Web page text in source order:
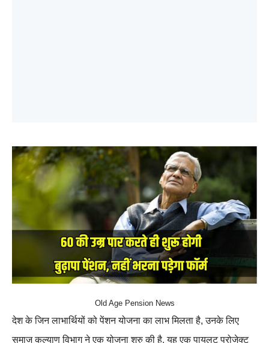
Old Age Pension News
देश के जिन लाभार्थियों को पेंशन योजना का लाभ मिलता है, उनके लिए
समाज कल्याण विभाग ने एक योजना शुरु की है. यह एक पायलट प्रोजेक्ट